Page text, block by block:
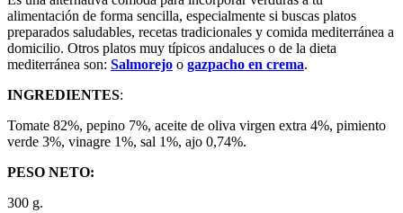
alimentación de forma sencilla, especialmente si buscas platos
preparados saludables, recetas tradicionales y comida mediterránea a
domicilio. Otros platos muy típicos andaluces o de la dieta
mediterránea son: Salmorejo o gazpacho en crema.
INGREDIENTES:
Tomate 82%, pepino 7%, aceite de oliva virgen extra 4%, pimiento
verde 3%, vinagre 1%, sal 1%, ajo 0,74%.
PESO NETO:
300 g.